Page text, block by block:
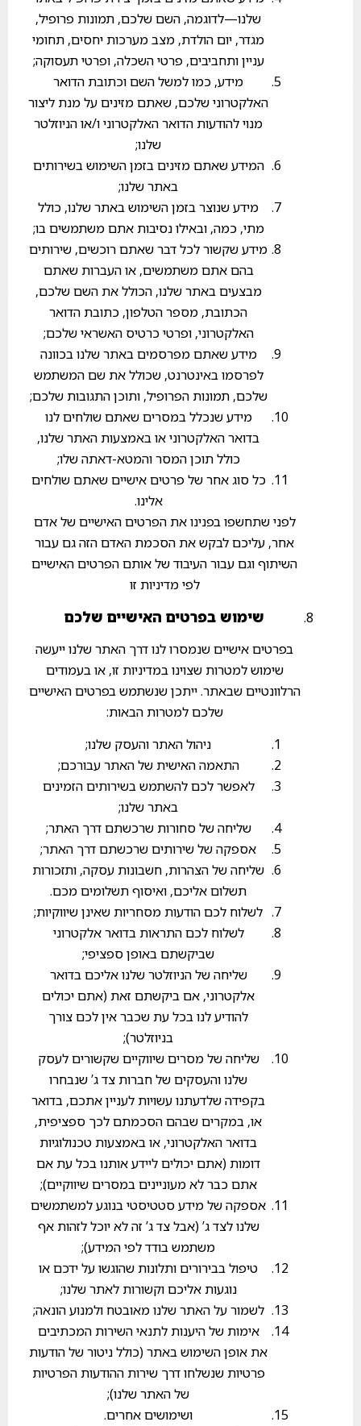
שלנו—לדוגמה, השם שלכם, תמונות פרופיל,
מגדר, יום הולדת, מצב מערכות יחסים, תחומי
עניין ותחביבים, פרטי השכלה, ופרטי תעסוקה;
מידע, כמו למשל השם וכתובת הדואר
האלקטרוני שלכם, שאתם מזינים על מנת ליצור
מנוי להודעות הדואר האלקטרוני ו/או הניוזלטר
שלנו;
המידע שאתם מזינים בזמן השימוש בשירותים
באתר שלנו;
מידע שנוצר בזמן השימוש באתר שלנו, כולל
מתי, כמה, ובאילו נסיבות אתם משתמשים בו;
מידע שקשור לכל דבר שאתם רוכשים, שירותים
בהם אתם משתמשים, או העברות שאתם
מבצעים באתר שלנו, הכולל את השם שלכם,
הכתובת, מספר הטלפון, כתובת הדואר
האלקטרוני, ופרטי כרטיס האשראי שלכם;
מידע שאתם מפרסמים באתר שלנו בכוונה
לפרסמו באינטרנט, שכולל את שם המשתמש
שלכם, תמונות הפרופיל, ותוכן התגובות שלכם;
מידע שנכלל במסרים שאתם שולחים לנו
בדואר האלקטרוני או באמצעות האתר שלנו,
כולל תוכן המסר והמטא-דאתה שלו;
כל סוג אחר של פרטים אישיים שאתם שולחים
אלינו.
לפני שתחשפו בפנינו את הפרטים האישיים של אדם
אחר, עליכם לבקש את הסכמת האדם הזה גם עבור
השיתוף וגם עבור העיבוד של אותם הפרטים האישיים
לפי מדיניות זו
שימוש בפרטים האישיים שלכם
בפרטים אישיים שנמסרו לנו דרך האתר שלנו ייעשה
שימוש למטרות שצוינו במדיניות זו, או בעמודים
הרלוונטיים שבאתר. ייתכן שנשתמש בפרטים האישיים
שלכם למטרות הבאות:
ניהול האתר והעסק שלנו;
התאמה האישית של האתר עבורכם;
לאפשר לכם להשתמש בשירותים הזמינים
באתר שלנו;
שליחה של סחורות שרכשתם דרך האתר;
אספקה של שירותים שרכשתם דרך האתר;
שליחה של הצהרות, חשבונות עסקה, ותזכורות
תשלום אליכם, ואיסוף תשלומים מכם.
לשלוח לכם הודעות מסחריות שאינן שיווקיות;
לשלוח לכם התראות בדואר אלקטרוני
שביקשתם באופן ספציפי;
שליחה של הניוזלטר שלנו אליכם בדואר
אלקטרוני, אם ביקשתם זאת (אתם יכולים
להודיע לנו בכל עת שכבר אין לכם צורך
בניוזלטר);
שליחה של מסרים שיווקיים שקשורים לעסק
שלנו והעסקים של חברות צד ג’ שנבחרו
בקפידה שלדעתנו עשויות לעניין אתכם, בדואר
או, במקרים שבהם הסכמתם לכך ספציפית,
בדואר האלקטרוני, או באמצעות טכנולוגיות
דומות (אתם יכולים ליידע אותנו בכל עת אם
אתם כבר לא מעוניינים במסרים שיווקיים);
אספקה של מידע סטטיסטי בנוגע למשתמשים
שלנו לצד ג’ (אבל צד ג’ זה לא יוכל לזהות אף
משתמש בודד לפי המידע);
טיפול בבירורים ותלונות שהוגשו על ידכם או
נוגעות אליכם וקשורות לאתר שלנו;
לשמור על האתר שלנו מאובטח ולמנוע הונאה;
אימות של היענות לתנאי השירות המכתיבים
את אופן השימוש באתר (כולל ניטור של הודעות
פרטיות שנשלחו דרך שירות ההודעות הפרטיות
של האתר שלנו);
ושימושים אחרים.